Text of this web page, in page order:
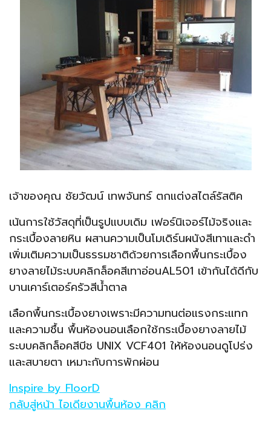
เจ้าของคุณ ชัยวัฒน์ เทพจันทร์ ตกแต่งสไตล์รัสติค
เน้นการใช้วัสดุที่เป็นรูปแบบเดิม เฟอร์นิเจอร์ไม้จริงและ
กระเบื้องลายหิน ผสานความเป็นโมเดิร์นผนังสีเทาและดำ
เพิ่มเติมความเป็นธรรมชาติด้วยการเลือกพื้นกระเบื้อง
ยางลายไม้ระบบคลิกล็อคสีเทาอ่อนAL501 เข้ากันได้ดีกับ
บานเคาร์เตอร์ครัวสีน้ำตาล
เลือกพื้นกระเบื้องยางเพราะมีความทนต่อแรงกระแทก
และความชื้น พื้นห้องนอนเลือกใช้กระเบื้องยางลายไม้
ระบบคลิกล็อคสีบีช UNIX VCF401 ให้ห้องนอนดูโปร่ง
และสบายตา เหมาะกับการพักผ่อน
Inspire by FloorD
กลับสู่หน้า ไอเดียงานพื้นห้อง คลิก